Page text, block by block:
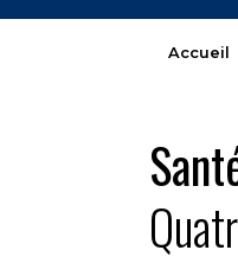
Accueil